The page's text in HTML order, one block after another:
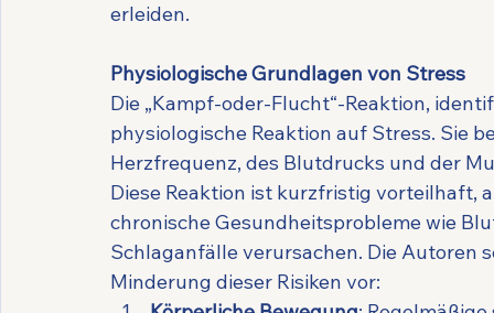
erleiden.
Physiologische Grundlagen von Stress
Die „Kampf-oder-Flucht“-Reaktion,
physiologische Reaktion auf Stress. Sie
Herzfrequenz, des Blutdrucks und der
Diese Reaktion ist kurzfristig
chronische Gesundheitsprobleme wie
Schlaganfälle verursachen. Die Autoren
Minderung dieser Risiken vor: